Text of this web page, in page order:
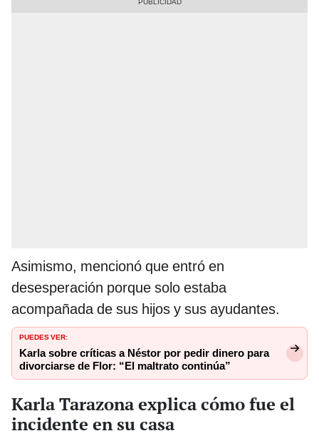
Asimismo, mencionó que entró en
desesperación porque solo estaba
acompañada de sus hijos y sus ayudantes.
PUEDES VER:
Karla sobre críticas a Néstor por pedir dinero para
divorciarse de Flor: “El maltrato continúa”
Karla Tarazona explica cómo fue el
incidente en su casa